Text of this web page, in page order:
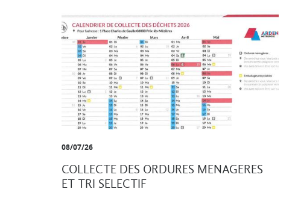
08/07/26
COLLECTE DES ORDURES MENAGERES
ET TRI SELECTIF